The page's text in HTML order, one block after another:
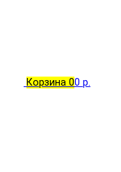
Корзина 00 р.